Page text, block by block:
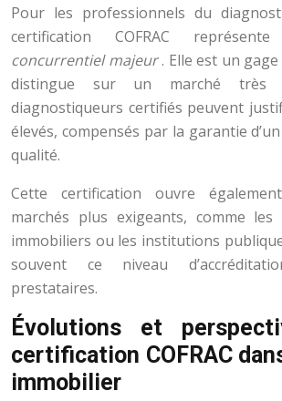
Pour les professionnels du
certification COFRAC
concurrentiel majeur. Elle est un
distingue sur un marché très
diagnostiqueurs certifiés peuvent
élevés, compensés par la garantie
qualité.
Cette certification ouvre
marchés plus exigeants, comme
immobiliers ou les institutions
souvent ce niveau
prestataires.
Évolutions et
certification COFRAC
immobilier